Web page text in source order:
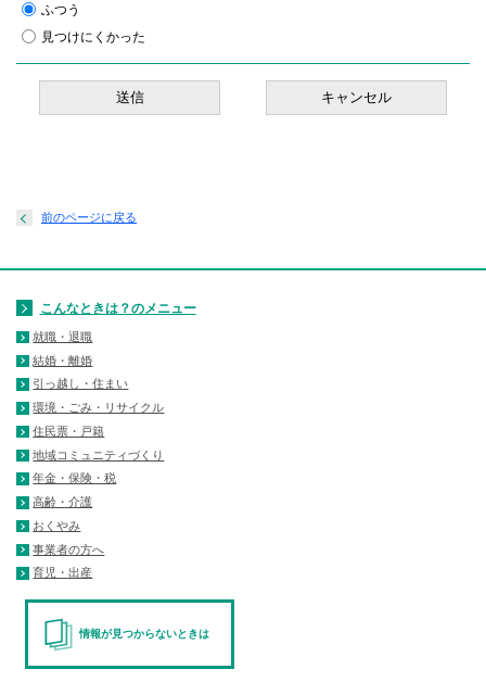
ふつう
見つけにくかった
前のページに戻る
こんなときは？のメニュー
就職・退職
結婚・離婚
引っ越し・住まい
環境・ごみ・リサイクル
住民票・戸籍
地域コミュニティづくり
年金・保険・税
高齢・介護
おくやみ
事業者の方へ
育児・出産
情報が見つからないときは